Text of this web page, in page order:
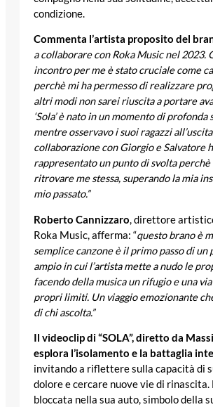
condizione.
Commenta l’artista proposito del
a collaborare con Roka Music nel 2023.
incontro per me è stato cruciale come
perchè mi ha permesso di realizzare
altri modi non sarei riuscita a portare
‘Sola’è nato in un momento di profonda
mentre osservavo i suoi ragazzi
collaborazione con Giorgio e Salvatore
rappresentato un punto di svolta perchè
ritrovare me stessa, superando la mia
mio passato.”
Roberto Cannizzaro, direttore
Roka Music, afferma: “questo brano è
semplice canzone è il primo passo di un
ampio in cui l’artista mette a nudo le
facendo della musica un rifugio e una
propri limiti. Un viaggio emozionante
di chi ascolta.”
Il videoclip di “SOLA”, diretto da
esplora l’isolamento e la battaglia
invitando a riflettere sulla capacità di
dolore e cercare nuove vie di rinascita.
bloccata nella sua auto, simbolo della